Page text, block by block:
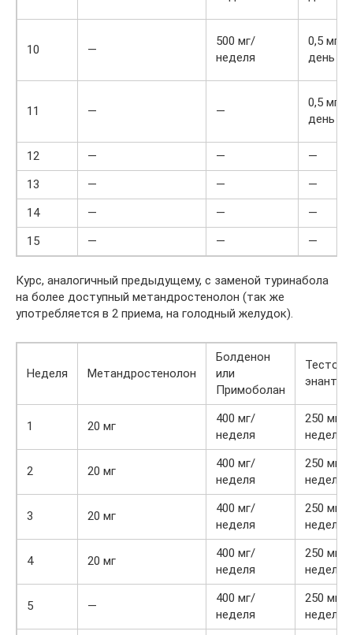
10 —
500 мг/
неделя
0,5 мг
день
11 — —
0,5 мг
день
12 — —
—
13
— —
—
14
— —
—
15
— — —
Курс, аналогичный предыдущему, с заменой туринабола
на более доступный метандростенолон (так же
употребляется в 2 приема, на голодный желудок).
Неделя Метандростенолон
Болденон
или
Примоболан
энантат
1 20 мг
400 мг/
неделя
250 мг/
неделя
2 20 мг
400 мг/
неделя
250 мг/
неделя
3 20 мг
400 мг/
неделя
250 мг/
неделя
4 20 мг
400 мг/
неделя
250 мг/
неделя
5 —
400 мг/
неделя
250 мг/
неделя